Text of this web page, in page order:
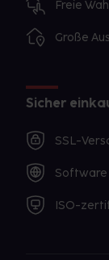
Freie
Große
Sicher
SSL-
Software
ISO-